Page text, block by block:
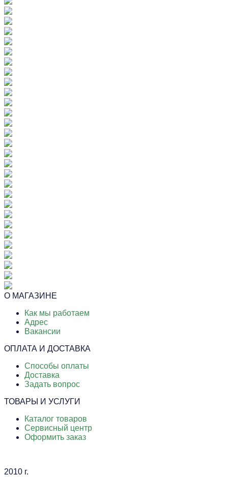
О МАГАЗИНЕ
Как мы работаем
Адрес
Вакансии
ОПЛАТА И ДОСТАВКА
Способы оплаты
Доставка
Задать вопрос
ТОВАРЫ И УСЛУГИ
Каталог товаров
Сервисный центр
Оформить заказ
2010 г.